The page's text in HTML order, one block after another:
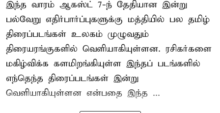
இந்த வாரம் ஆகஸ்ட் 7-ந் தேதியான இன்று
பல்வேறு எதிர்பார்ப்புகளுக்கு மத்தியில் பல தமிழ்
திரைப்படங்கள் உலகம் முழுவதும்
திரையரங்குகளில் வெளியாகியுள்ளன. ரசிகர்களை
மகிழ்விக்க களமிறங்கியுள்ள இந்தப் படங்களில்
எந்தெந்த திரைப்படங்கள் இன்று
வெளியாகியுள்ளன என்பதை இந்த ...